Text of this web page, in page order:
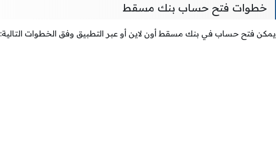
خطوات فتح حساب بنك مسقط
يمكن فتح حساب في بنك مسقط أون لاين أو عبر التطبيق وفق الخطوات التالية: